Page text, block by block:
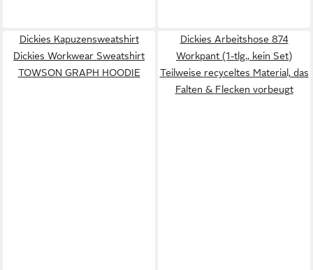
Dickies Kapuzensweatshirt
Dickies Workwear Sweatshirt
TOWSON GRAPH HOODIE
Dickies Arbeitshose 874
Workpant (1-tlg., kein Set)
Teilweise recyceltes Material, das
Falten & Flecken vorbeugt